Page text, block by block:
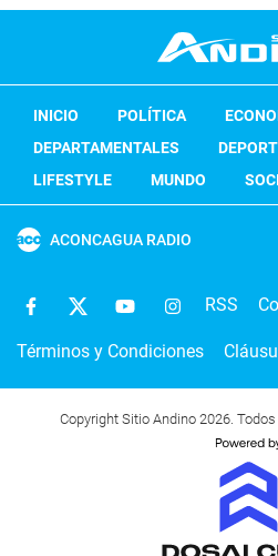
INICIO POLÍTICA
DEPARTAMENTALES
LIFESTYLE
MUNDO
ACONCAGUA RADIO
RSS
Términos y Condiciones
Copyright Sitio Andino 2026.